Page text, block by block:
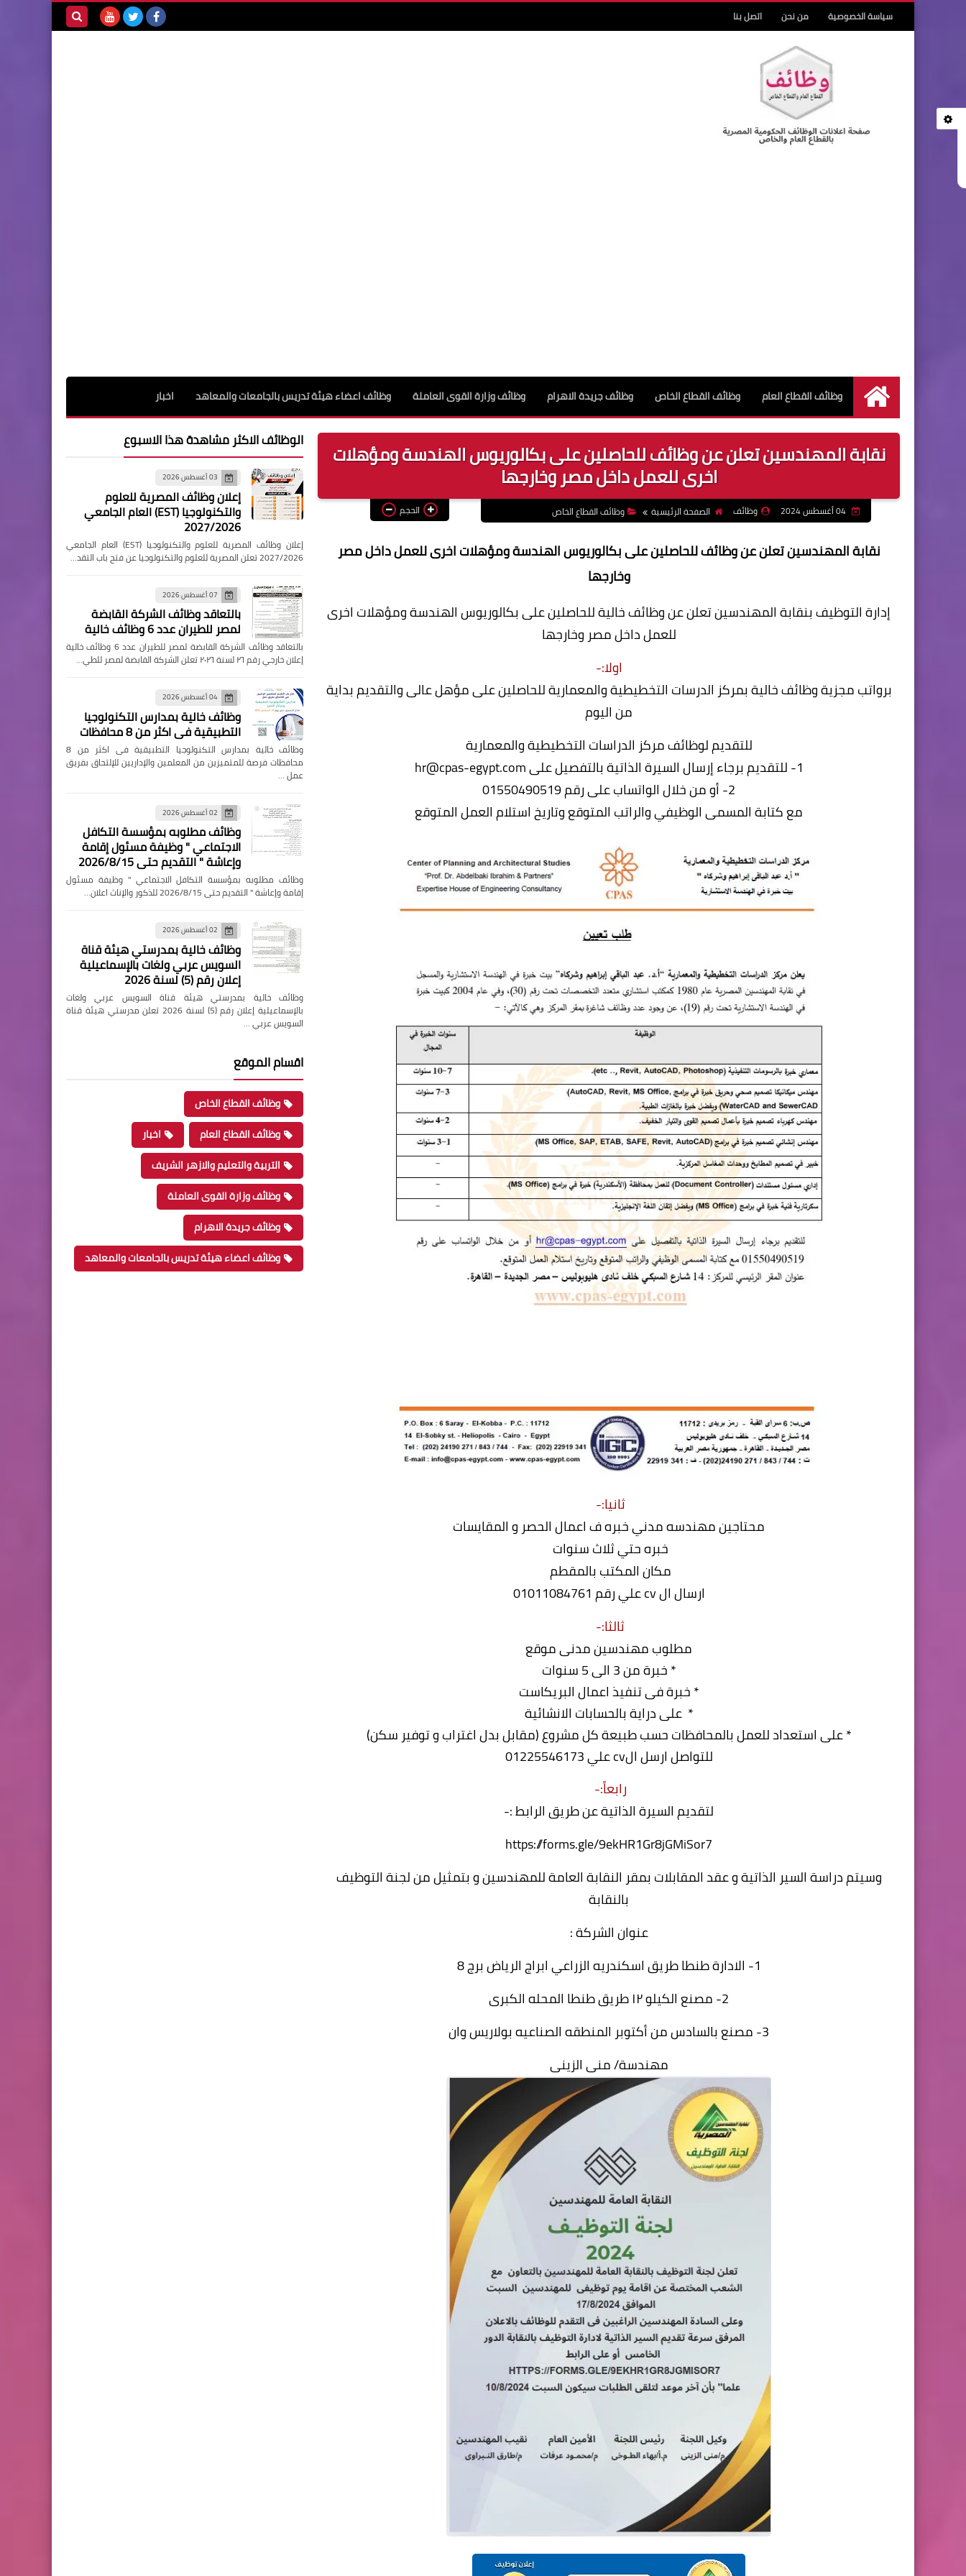
سياسة الخصوصية من نحن اتصل بنا
الرئيسية
وظائف القطاع العام وظائف القطاع الخاص وظائف جريدة الاهرام وظائف وزارة القوى العاملة وظائف اعضاء هيئة تدريس بالجامعات والمعاهد اخبار
نقابة المهندسين تعلن عن وظائف للحاصلين على بكالوريوس الهندسة ومؤهلات
اخرى للعمل داخل مصر وخارجها
04 أغسطس 2024 وظائف الصفحة الرئيسية وظائف القطاع الخاص الحجم
نقابة المهندسين تعلن عن وظائف للحاصلين على بكالوريوس الهندسة ومؤهلات اخرى للعمل داخل مصر
وخارجها
إدارة التوظيف بنقابة المهندسين تعلن عن وظائف خالية للحاصلين على بكالوريوس الهندسة ومؤهلات اخرى
للعمل داخل مصر وخارجها
اولا:-
برواتب مجزية وظائف خالية بمركز الدرسات التخطيطية والمعمارية للحاصلين على مؤهل عالى والتقديم بداية
من اليوم
للتقديم لوظائف مركز الدراسات التخطيطية والمعمارية
1- للتقديم برجاء إرسال السيرة الذاتية بالتفصيل على hr@cpas-egypt.com
2- أو من خلال الواتساب على رقم 01550490519
مع كتابة المسمى الوظيفي والراتب المتوقع وتاريخ استلام العمل المتوقع
ثانيا:-
محتاجين مهندسه مدني خبره ف اعمال الحصر و المقايسات
خبره حتي ثلاث سنوات
مكان المكتب بالمقطم
ارسال ال cv علي رقم 01011084761
ثالثا:-
مطلوب مهندسين مدنى موقع
* خبرة من 3 الى 5 سنوات
* خبرة فى تنفيذ اعمال البريكاست
* على دراية بالحسابات الانشائية
* على استعداد للعمل بالمحافظات حسب طبيعة كل مشروع (مقابل بدل اغتراب و توفير سكن)
للتواصل ارسل الcv علي 01225546173
رابعاً:-
لتقديم السيرة الذاتية عن طريق الرابط :-
https://forms.gle/9ekHR1Gr8jGMiSor7
وسيتم دراسة السير الذاتية و عقد المقابلات بمقر النقابة العامة للمهندسين و بتمثيل من لجنة التوظيف
بالنقابة
عنوان الشركة :
1- الادارة طنطا طريق اسكندريه الزراعي ابراج الرياض برج 8
2- مصنع الكيلو ١٢ طريق طنطا المحله الكبرى
3- مصنع بالسادس من أكتوبر المنطقه الصناعيه بولاريس وان
مهندسة/ منى الزينى
الوظائف الاكثر مشاهدة هذا الاسبوع
03 أغسطس 2026
إعلان وظائف المصرية للعلوم
والتكنولوجيا (EST) العام الجامعي
2027/2026
إعلان وظائف المصرية للعلوم والتكنولوجيا (EST) العام الجامعي
2027/2026 تعلن المصرية للعلوم والتكنولوجيا عن فتح باب التقد…
07 أغسطس 2026
بالتعاقد وظائف الشركة القابضة
لمصر للطيران عدد 6 وظائف خالية
بالتعاقد وظائف الشركة القابضة لمصر للطيران عدد 6 وظائف خالية
إعلان خارجي رقم ٢٦ لسنة ٢٠٢٦ تعلن الشركة القابضة لمصر للطي…
04 أغسطس 2026
وظائف خالية بمدارس التكنولوجيا
التطبيقية فى اكثر من 8 محافظات
وظائف خالية بمدارس التكنولوجيا التطبيقية فى اكثر من 8
محافظات فرصة للمتميزين من المعلمين والإداريين للإلتحاق بفريق
عمل …
02 أغسطس 2026
وظائف مطلوبه بمؤسسة التكافل
الاجتماعي " وظيفة مسئول إقامة
وإعاشة " التقديم حتى 2026/8/15
وظائف مطلوبه بمؤسسة التكافل الاجتماعي " وظيفة مسئول
إقامة وإعاشة " التقديم حتى 2026/8/15 للذكور والإناث اعلان…
02 أغسطس 2026
وظائف خالية بمدرستي هيئة قناة
السويس عربي ولغات بالإسماعيلية
إعلان رقم (5) لسنة 2026
وظائف خالية بمدرستي هيئة قناة السويس عربي ولغات
بالإسماعيلية إعلان رقم (5) لسنة 2026 تعلن مدرستي هيئة قناة
السويس عربي …
اقسام الموقع
وظائف القطاع الخاص
وظائف القطاع العام
اخبار
التربية والتعليم والازهر الشريف
وظائف وزارة القوى العاملة
وظائف جريدة الاهرام
وظائف اعضاء هيئة تدريس بالجامعات والمعاهد